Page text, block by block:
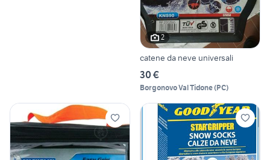
2
catene da neve universali
30 €
Borgonovo Val Tidone(PC)